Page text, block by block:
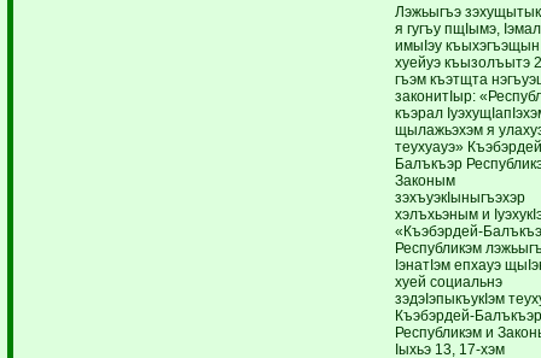
Лэжьыгъэ
я гугъу пщIымэ, Iэмал
имыIэу къыхэгъэщын
хуейуэ къызолъытэ
гъэм къэтщта
законитIыр:
къэрал
щылажьэхэм я
теухуауэ»
Балъкъэр
Законым
зэхъуэкIыныгъэхэр
хэлъхьэным и
«Къэбэрдей-
Республикэм
IэнатIэм епхауэ
хуей социальнэ
зэдэIэпыкъукIэм
Къэбэрдей-
Республикэм и
Iыхьэ 13, 17-хэм